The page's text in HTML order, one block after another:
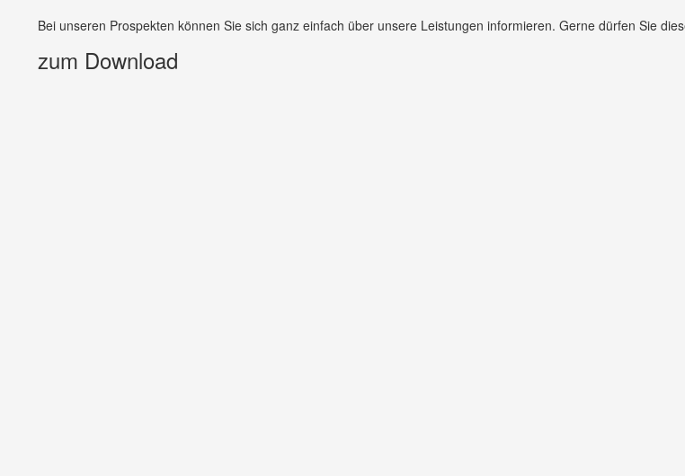
Bei unseren Prospekten können Sie sich ganz einfach über unsere Leistungen informieren. Gerne dürfen Sie
zum Download